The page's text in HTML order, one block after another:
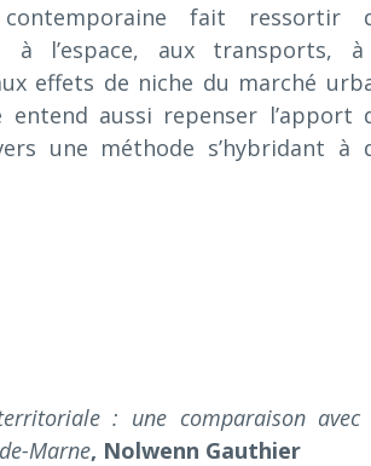
fait ressortir
à l’espace, aux transports,
effets de niche du marché
aussi repenser l’apport
une méthode s’hybridant à
: une comparaison avec
Marne, Nolwenn Gauthier